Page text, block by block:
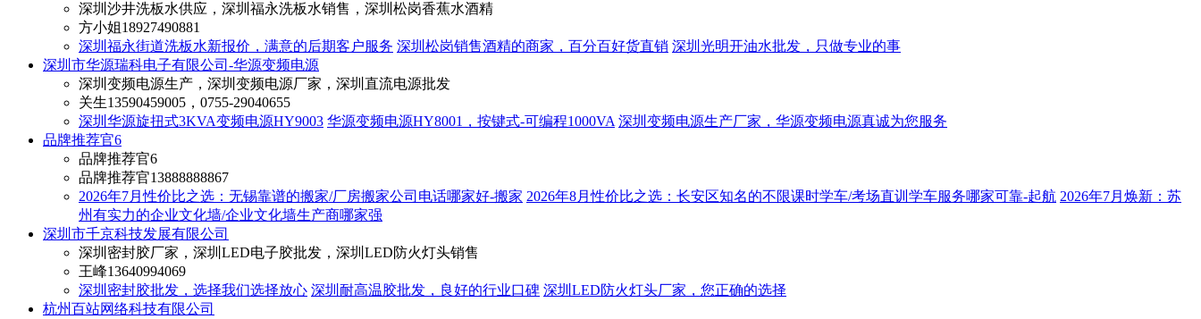
深圳沙井洗板水供应，深圳福永洗板水销售，深圳松岗香蕉水酒精
方小姐18927490881
深圳福永街道洗板水新报价，满意的后期客户服务 深圳松岗销售酒精的商家，百分百好货直销 深圳光明开油水批发，只做专业的事
深圳市华源瑞科电子有限公司-华源变频电源
深圳变频电源生产，深圳变频电源厂家，深圳直流电源批发
关生13590459005，0755-29040655
深圳华源旋扭式3KVA变频电源HY9003 华源变频电源HY8001，按键式-可编程1000VA 深圳变频电源生产厂家，华源变频电源真诚为您服务
品牌推荐官6
品牌推荐官6
品牌推荐官13888888867
2026年7月性价比之选：无锡靠谱的搬家/厂房搬家公司电话哪家好-搬家 2026年8月性价比之选：长安区知名的不限课时学车/考场直训学车服务哪家可靠-起航 2026年7月焕新：苏
州有实力的企业文化墙/企业文化墙生产商哪家强
深圳市千京科技发展有限公司
深圳密封胶厂家，深圳LED电子胶批发，深圳LED防火灯头销售
王峰13640994069
深圳密封胶批发，选择我们选择放心 深圳耐高温胶批发，良好的行业口碑 深圳LED防火灯头厂家，您正确的选择
杭州百站网络科技有限公司